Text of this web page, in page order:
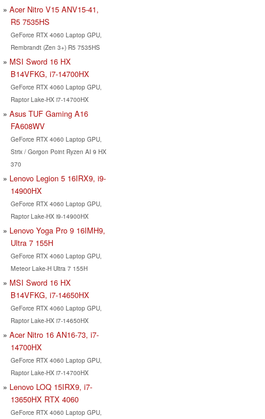
Acer Nitro V15 ANV15-41,
R5 7535HS
GeForce RTX 4060 Laptop GPU,
Rembrandt (Zen 3+) R5 7535HS
MSI Sword 16 HX
B14VFKG, i7-14700HX
GeForce RTX 4060 Laptop GPU,
Raptor Lake-HX i7-14700HX
Asus TUF Gaming A16
FA608WV
GeForce RTX 4060 Laptop GPU,
Strix / Gorgon Point Ryzen AI 9 HX
370
Lenovo Legion 5 16IRX9, i9-
14900HX
GeForce RTX 4060 Laptop GPU,
Raptor Lake-HX i9-14900HX
Lenovo Yoga Pro 9 16IMH9,
Ultra 7 155H
GeForce RTX 4060 Laptop GPU,
Meteor Lake-H Ultra 7 155H
MSI Sword 16 HX
B14VFKG, i7-14650HX
GeForce RTX 4060 Laptop GPU,
Raptor Lake-HX i7-14650HX
Acer Nitro 16 AN16-73, i7-
14700HX
GeForce RTX 4060 Laptop GPU,
Raptor Lake-HX i7-14700HX
Lenovo LOQ 15IRX9, i7-
13650HX RTX 4060
GeForce RTX 4060 Laptop GPU,